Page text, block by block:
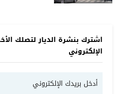
اشترك بنشرة الديار لتصلك
الإلكتروني